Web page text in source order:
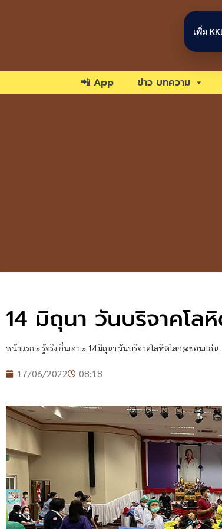
📲 App ข่าว บทความ
14 มิถุนา วันบริจาคโล
หน้าแรก »รู้จริง ถิ่นเฮา » 14 มิถุนา วันบริจาคโลหิตโลก@ขอนแก่น
17/06/2022 08:18
เพิ่ม